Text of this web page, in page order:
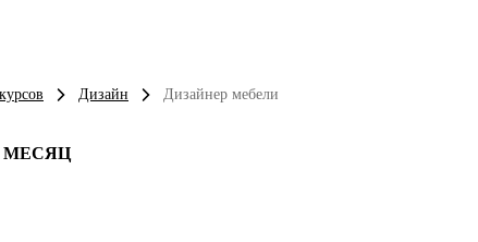
Дизайн Дизайнер мебели
МЕСЯЦ